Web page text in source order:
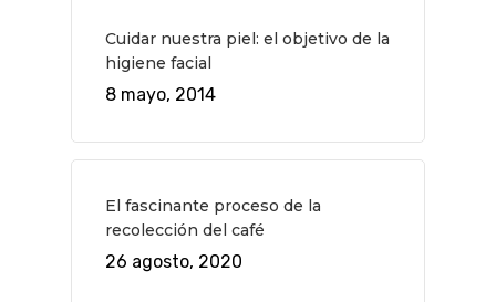
Cuidar nuestra piel: el objetivo de la
higiene facial
8 mayo, 2014
El fascinante proceso de la
recolección del café
26 agosto, 2020
Teatro
Rutas Por Madrid
BEAUTY